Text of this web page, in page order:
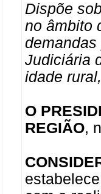
Dispõe
no âmbito
Judiciária
idade
O
REGIÃO,